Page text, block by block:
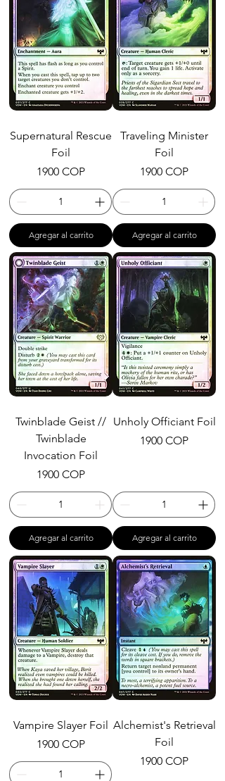
Supernatural Rescue
Foil
Precio
1900 COP
Agregar al carrito
Traveling Minister
Foil
Precio
1900 COP
Agregar al carrito
Twinblade Geist //
Twinblade
Invocation Foil
Precio
1900 COP
Agregar al carrito
Unholy Officiant Foil
Precio
1900 COP
Agregar al carrito
Vampire Slayer Foil
Precio
1900 COP
Alchemist's Retrieval
Foil
Precio
1900 COP